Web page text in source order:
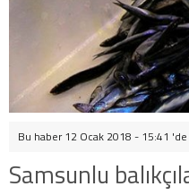
Bu haber 12 Ocak 2018 - 15:41
Samsunlu